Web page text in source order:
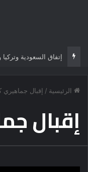
الرئيسية / إقبال جماهيري
إقبال